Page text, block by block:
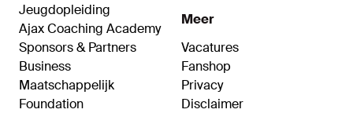
Jeugdopleiding
Ajax Coaching Academy
Sponsors & Partners
Business
Maatschappelijk
Foundation
Meer
Vacatures
Fanshop
Privacy
Disclaimer